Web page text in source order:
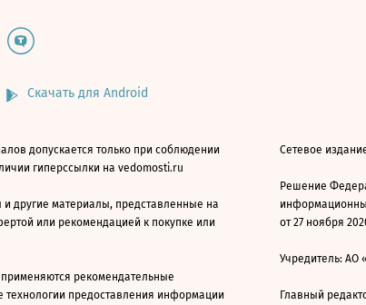
Скачать для Android
допускается только при соблюдении
гиперссылки на vedomosti.ru
и другие материалы, представленные на
или рекомендацией к покупке или
рекомендательные
предоставления информации
Сетевое
Решение
от 27 ноября
Учредитель: АО
Главный